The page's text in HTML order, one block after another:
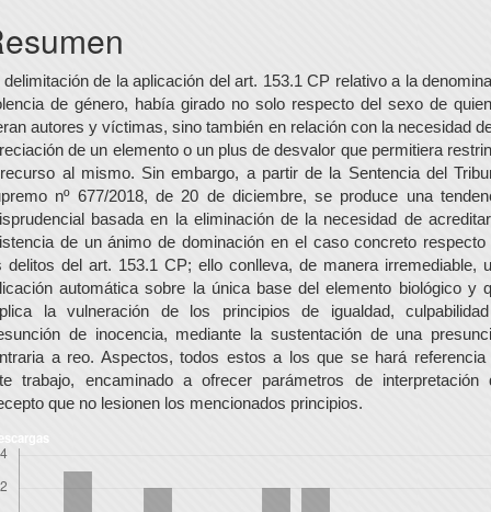
delimitación de la aplicación del art. 153.1 CP relativo a la
de género, había girado no solo respecto del sexo de
autores y víctimas, sino también en relación con la necesidad
de un elemento o un plus de desvalor que permitiera
al mismo. Sin embargo, a partir de la Sentencia del
nº 677/2018, de 20 de diciembre, se produce una
basada en la eliminación de la necesidad de
de un ánimo de dominación en el caso concreto respecto
delitos del art. 153.1 CP; ello conlleva, de manera irremediable,
automática sobre la única base del elemento biológico y
la vulneración de los principios de igualdad,
de inocencia, mediante la sustentación de una
a reo. Aspectos, todos estos a los que se hará referencia
trabajo, encaminado a ofrecer parámetros de interpretación
que no lesionen los mencionados principios.